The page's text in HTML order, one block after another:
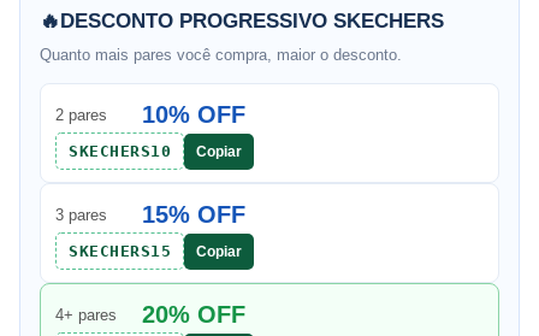
🔥DESCONTO PROGRESSIVO SKECHERS
Quanto mais pares você compra, maior o desconto.
2 pares 10% OFF
SKECHERS10 Copiar
3 pares 15% OFF
SKECHERS15 Copiar
4+ pares 20% OFF